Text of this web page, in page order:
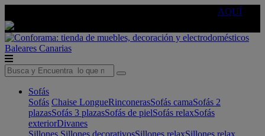
AQUÍ
Baleares Canarias
Sofás
Sofás Chaise LongueRinconerasSofás camaSofás 2
plazasSofás 3 plazasSofás de pielSofás relaxSofás
exteriorDivanes
Sillones Sillones decorativosSillones relaxSillones relax